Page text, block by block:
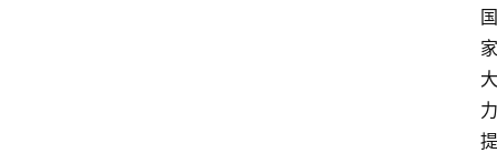
国
家
大
力
提